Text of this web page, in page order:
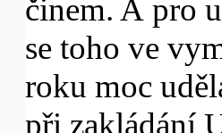
činem. A pro
se toho ve
roku moc
při zakládání